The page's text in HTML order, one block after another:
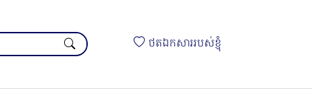
ថតឯកសាររបស់ខ្ញុំ